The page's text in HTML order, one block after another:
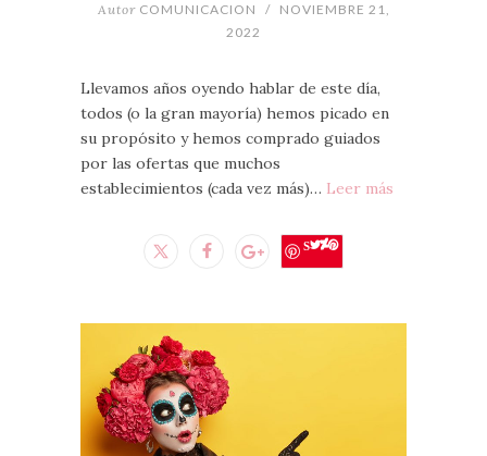
AutorCOMUNICACION / NOVIEMBRE 21,
2022
Llevamos años oyendo hablar de este día,
todos (o la gran mayoría) hemos picado en
su propósito y hemos comprado guiados
por las ofertas que muchos
establecimientos (cada vez más)… Leer más
Save